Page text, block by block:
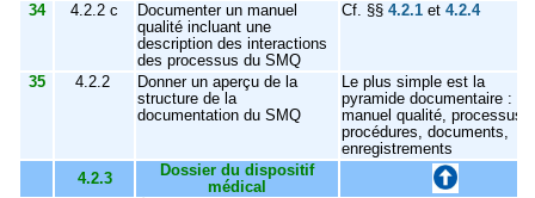
34 4.2.2 c
Documenter un manuel
qualité incluant une
description des interactions
des processus du SMQ
Cf. §§ 4.2.1 et 4.2.4
35 4.2.2
Donner un aperçu de la
structure de la
documentation du SMQ
Le plus simple est la
pyramide documentaire :
manuel qualité, processus,
procédures, documents,
enregistrements
4.2.3
Dossier du dispositif
médical